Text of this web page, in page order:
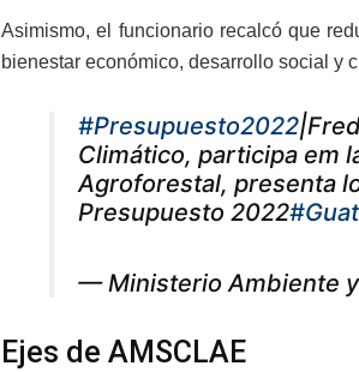
Asimismo, el funcionario recalcó que
bienestar económico, desarrollo social y
#Presupuesto2022
Climático, participa em
Agroforestal, presenta
Presupuesto 2022
— Ministerio Ambiente
Ejes de AMSCLAE